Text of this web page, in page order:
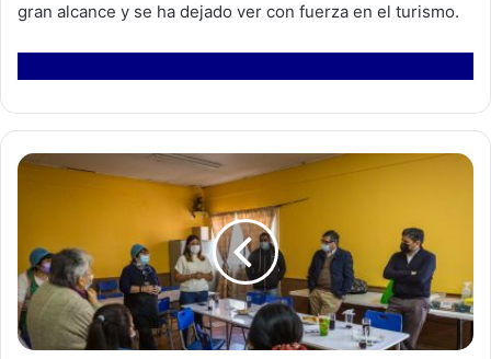
gran alcance y se ha dejado ver con fuerza en el turismo.
E
a
S
o
l